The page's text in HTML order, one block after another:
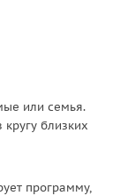
или семья.
близких
программу,